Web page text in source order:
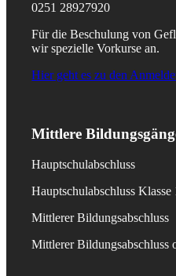
0251 28927920
Für die Beschulung von
wir spezielle Vorkurse an.
Hier geht es zu den
Mittlere
Hauptschulabschluss
Hauptschulabschluss Klasse
Mittlerer Bildungsabschluss
Mittlerer Bildungsabschluss